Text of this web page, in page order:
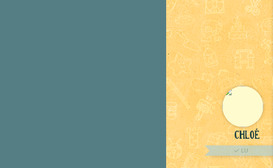
Chloé
LU